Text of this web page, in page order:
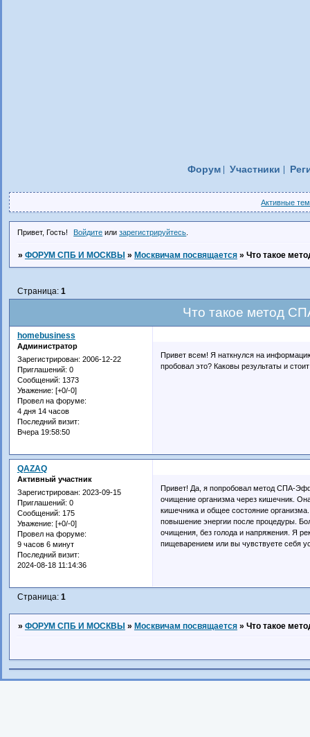
Форум Участники
Активные
Привет, Гость! Войдите илизарегистрируйтесь
» ФОРУМ СПБ И МОСКВЫ » Москвичам посвящается » Что такое
Что такое метод
Страница: 1
homebusiness
Администратор
Зарегистрирован: 2006-12-22
Приглашений: 0
Сообщений: 1373
Уважение: [+0/-0]
Провел на форуме:
4 дня 14 часов
Последний визит:
Вчера 19:58:50
Привет всем! Я наткнулся на
пробовал это? Каковы результаты и
QAZAQ
Активный участник
Зарегистрирован: 2023-09-15
Приглашений: 0
Сообщений: 175
Уважение: [+0/-0]
Провел на форуме:
9 часов 6 минут
Последний визит:
2024-08-18 11:14:36
Привет! Да, я попробовал метод СПА-
очищение организма через кишечник.
кишечника и общее состояние
повышение энергии после процедуры.
очищения, без голода и напряжения. Я
пищеварением или вы чувствуете себя
Страница: 1
» ФОРУМ СПБ И МОСКВЫ » Москвичам посвящается » Что такое